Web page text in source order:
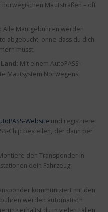
Mautstraßen – oft
Alle Mautgebühren werden
abgebucht, ohne dass du dich
musst.
Mit einem AutoPASS-
Mautsystem Norwegens
Website und registriere
Chip bestellen, der dann per
den Transponder in
dein Fahrzeug
kommuniziert mit den
werden automatisch
erhältst du in vielen Fällen